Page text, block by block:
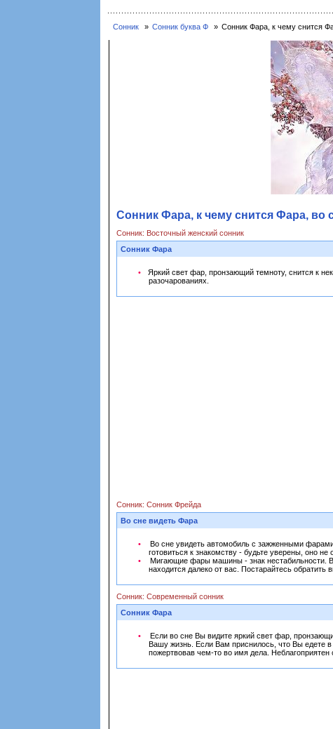
Сонник Сонник буква Ф Сонник Фара, к чему снится
Сонник Фара, к чему снится Фара, во
Сонник: Восточный женский сонник
Сонник Фара
Яркий свет фар, пронзающий темноту, снится к
разочарованиях.
Сонник: Сонник Фрейда
Во сне видеть Фара
Во сне увидеть автомобиль с зажженными
готовиться к знакомству - будьте уверены, оно
Мигающие фары машины - знак нестабильности.
находится далеко от вас. Постарайтесь
Сонник: Современный сонник
Сонник Фара
Если во сне Вы видите яркий свет фар,
Вашу жизнь. Если Вам приснилось, что Вы едете
пожертвовав чем-то во имя дела.